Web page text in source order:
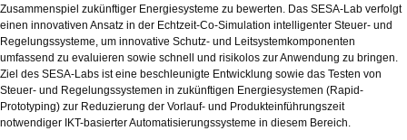
Zusammenspiel zukünftiger Energiesysteme zu bewerten. Das SESA-Lab verfolgt
einen innovativen Ansatz in der Echtzeit-Co-Simulation intelligenter Steuer- und
Regelungssysteme, um innovative Schutz- und Leitsystemkomponenten
umfassend zu evaluieren sowie schnell und risikolos zur Anwendung zu bringen.
Ziel des SESA-Labs ist eine beschleunigte Entwicklung sowie das Testen von
Steuer- und Regelungssystemen in zukünftigen Energiesystemen (Rapid-
Prototyping) zur Reduzierung der Vorlauf- und Produkteinführungszeit
notwendiger IKT-basierter Automatisierungssysteme in diesem Bereich.